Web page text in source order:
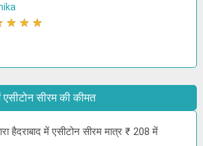
★ ★ ★
एसीटोन सीरम की कीमत
हैदराबाद में एसीटोन सीरम मात्र ₹ 208 में